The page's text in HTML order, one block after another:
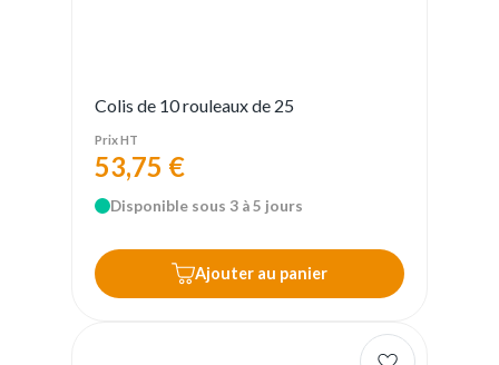
Colis de 10 rouleaux de 25
Prix HT
53,75 €
Disponible sous 3 à 5 jours
Ajouter au panier